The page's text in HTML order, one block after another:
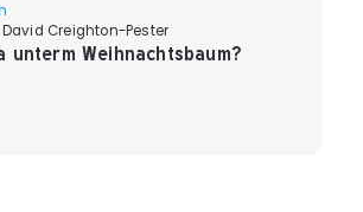
Creighton-Pester
unterm Weihnachtsbaum?